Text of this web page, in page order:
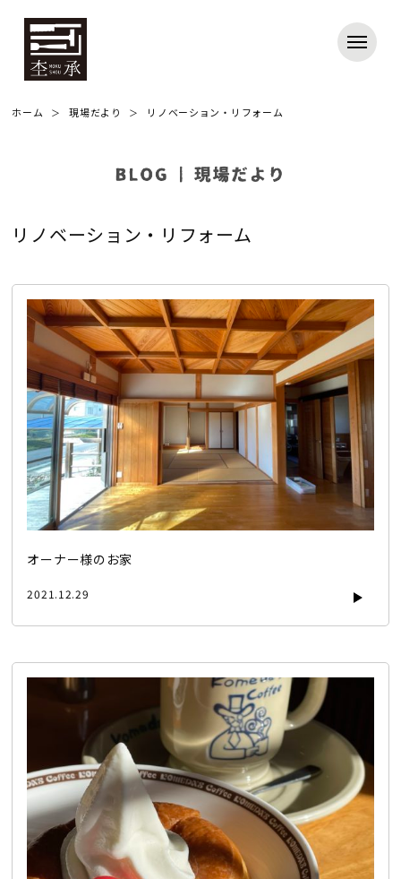
ホーム 現場だより リノベーション・リフォーム
リノベーション・リフォーム
オーナー様のお家
2021.12.29